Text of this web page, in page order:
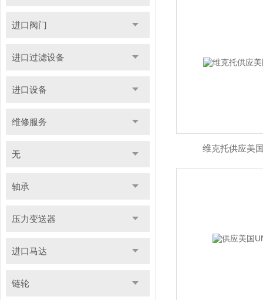
进口阀门
进口过滤设备
进口设备
维修服务
无
轴承
压力变送器
进口马达
链轮
维克托供应美